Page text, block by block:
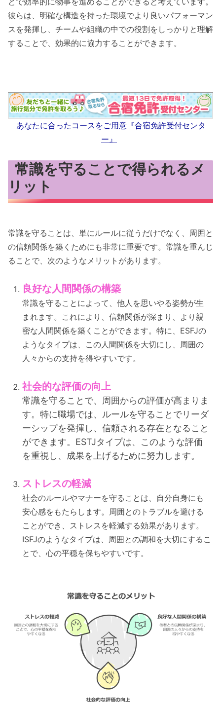
彼らは、明確な構造を持った環境でより良いパフォーマン
スを発揮し、チームや組織の中での役割をしっかりと理解
することで、効果的に協力することができます。
あなたに合ったコースをご用意『合宿免許受付センタ
ー』
常識を守ることで得られるメ
リット
常識を守ることは、単にルールに従うだけでなく、周囲と
の信頼関係を築くためにも非常に重要です。常識を重んじ
ることで、次のようなメリットがあります。
良好な人間関係の構築
常識を守ることによって、他人を思いやる姿勢が生
まれます。これにより、信頼関係が深まり、より親
密な人間関係を築くことができます。特に、ESFJの
ようなタイプは、この人間関係を大切にし、周囲の
人々からの支持を得やすいです。
社会的な評価の向上
常識を守ることで、周囲からの評価が高まりま
す。特に職場では、ルールを守ることでリーダ
ーシップを発揮し、信頼される存在となること
ができます。ESTJタイプは、このような評価
を重視し、成果を上げるために努力します。
ストレスの軽減
社会のルールやマナーを守ることは、自分自身にも
安心感をもたらします。周囲とのトラブルを避ける
ことができ、ストレスを軽減する効果があります。
ISFJのようなタイプは、周囲との調和を大切にするこ
とで、心の平穏を保ちやすいです。